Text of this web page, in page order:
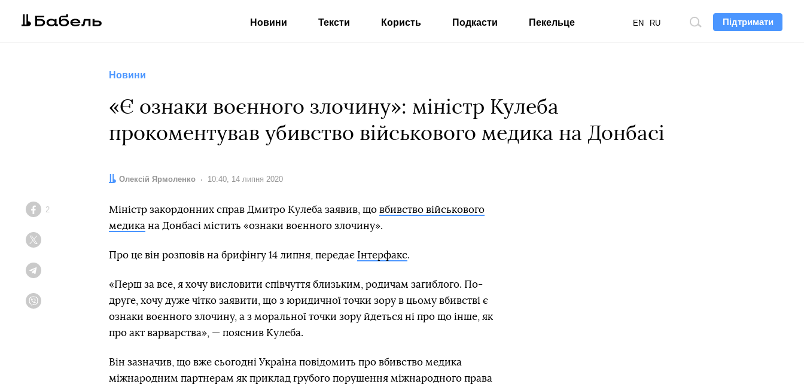
Підтримати
Пошук
EN RU
Новини Тексти Користь Подкасти Пекельце
Новини
«Є ознаки воєнного злочину»: міністр Кулеба
прокоментував убивство військового медика на Донбасі
Автор:
Олексій Ярмоленко Дата:
10:40, 14 липня 2020
Facebook
2 Міністр закордонних справ Дмитро Кулеба заявив, що вбивство військового
медика на Донбасі містить «ознаки воєнного злочину».
Про це він розповів на брифінгу 14 липня, передає Інтерфакс.
«Перш за все, я хочу висловити співчуття близьким, родичам загиблого. По-
друге, хочу дуже чітко заявити, що з юридичної точки зору в цьому вбивстві є
ознаки воєнного злочину, а з моральної точки зору йдеться ні про що інше, як
про акт варварства», — пояснив Кулеба.
Він зазначив, що вже сьогодні Україна повідомить про вбивство медика
міжнародним партнерам як приклад грубого порушення міжнародного права